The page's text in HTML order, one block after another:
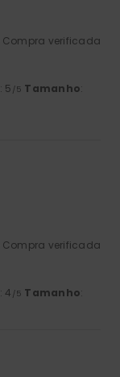
Compra verificada
: 5 /5 Tamanho:
Compra verificada
: 4 /5 Tamanho: